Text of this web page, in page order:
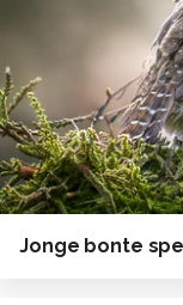
Jonge bonte